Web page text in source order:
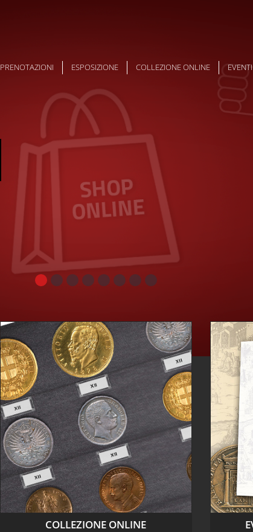
PRENOTAZIONI ESPOSIZIONE COLLEZIONE ONLINE
COLLEZIONE ONLINE